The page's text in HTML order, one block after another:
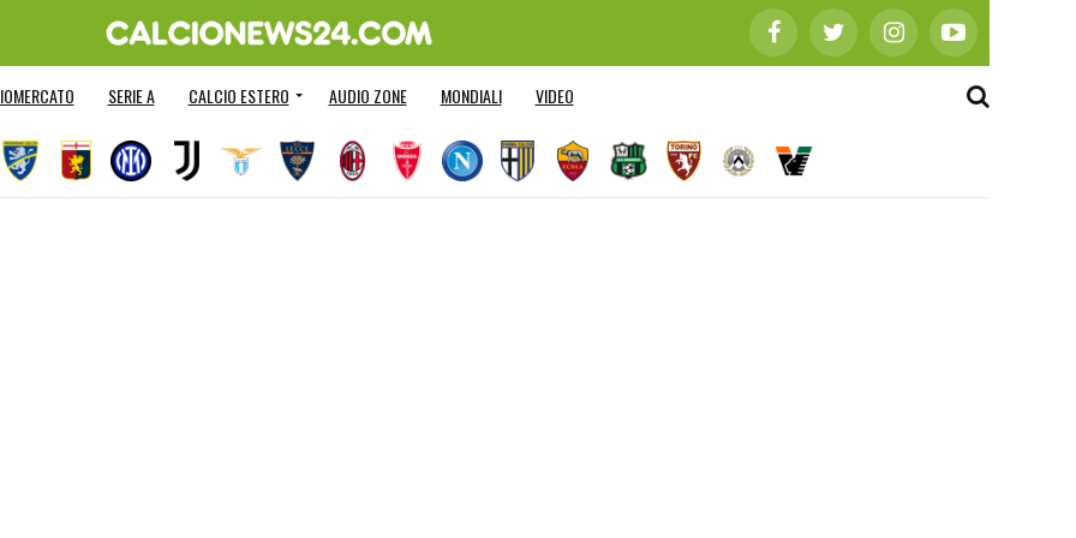
SERIE A CALCIO ESTERO AUDIO ZONE MONDIALI VIDEO